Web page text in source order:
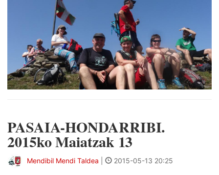
PASAIA-HONDARRIBI.
2015ko Maiatzak 13
Mendibil Mendi Taldea 2015-05-13 20:25